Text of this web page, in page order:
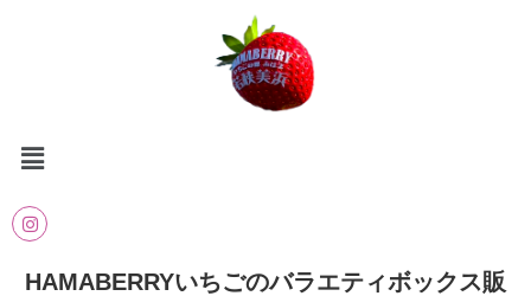
HAMABERRYいちごのバラエティボックス販